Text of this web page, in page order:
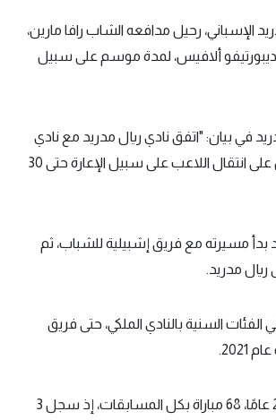
الإسباني، رحيل مدافعه الشاب رافا مارين،
ألافيس، لمدة موسم على سبيل
في بيان: "اتفق نادي ريال مدريد مع نادي
ديبورتيفو ألافيس على انتقال اللاعب على سبيل الإعارة حتى 30
بدأ مسيرته مع فريق إشبيلية للشباب، ثم
الفئات السنية بالنادي الملكي، حتى فريق
ولعب صاحب الـ 21 عامًا، 68 مباراة بكل المسابقات، إذ سجل 3